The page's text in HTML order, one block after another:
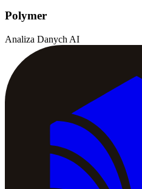
Polymer
Analiza Danych AI